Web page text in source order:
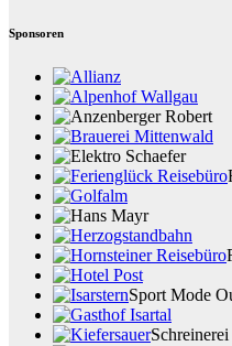
Sponsoren
Sport Mode